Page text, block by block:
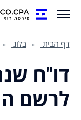
דף הבית בלוג
דו"ח
לרשם